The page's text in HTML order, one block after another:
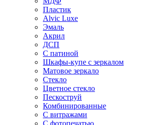
Пластик
Alvic Luxe
Эмаль
Акрил
ДСП
С патиной
Шкафы-купе с зеркалом
Матовое зеркало
Стекло
Цветное стекло
Пескоструй
Комбинированные
С витражами
С фотопечатью